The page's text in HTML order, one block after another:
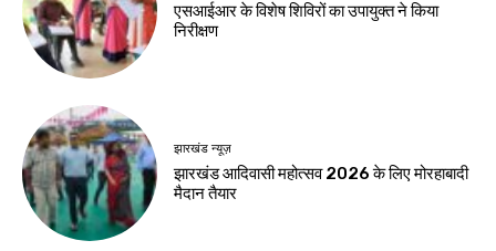
एसआईआर के विशेष शिविरों का उपायुक्त ने किया
निरीक्षण
झारखंड न्यूज़
झारखंड आदिवासी महोत्सव 2026 के लिए मोरहाबादी
मैदान तैयार